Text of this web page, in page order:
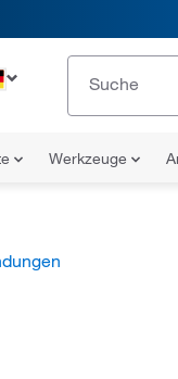
Werkzeuge